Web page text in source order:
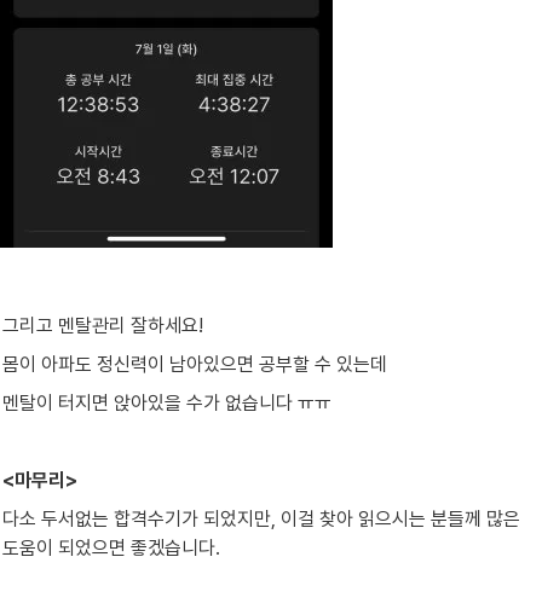
그리고 멘탈관리 잘하세요!
몸이 아파도 정신력이 남아있으면 공부할 수 있는데
멘탈이 터지면 앉아있을 수가 없습니다 ㅠㅠ
<마무리>
다소 두서없는 합격수기가 되었지만, 이걸 찾아 읽으시는 분들께 많은
도움이 되었으면 좋겠습니다.